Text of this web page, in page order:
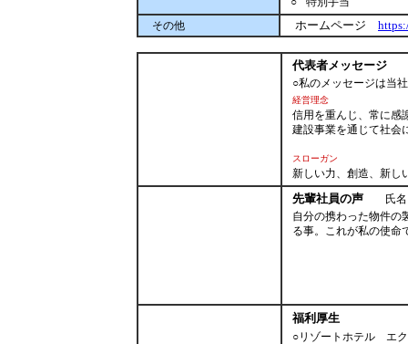
その他
ホームページ
代表者メッセージ代
○私のメッセージは当
経営理念
信用を重んじ、常に感
建設事業を通じて社会
スローガン
新しい力、創造、新し
先輩社員の声氏名：
自分の携わった物件の
る事。これが私の使命
福利厚生
○リゾートホテル エク